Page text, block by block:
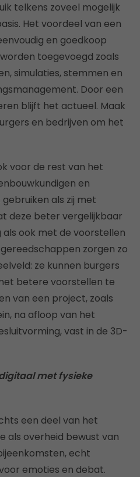
telkens zoveel mogelijk
Het voordeel van een
en goedkoop
toegevoegd zoals
simulaties, stemmen en
Door een
blijft het actueel. Maak
en bedrijven om het
voor de rest van het
en
als zij met
deze beter vergelijkbaar
ook met de voorstellen
zorgen zo
ze kunnen burgers
betere voorstellen te
van een project, zoals
na afloop van het
vast in de 3D-
met fysieke
een deel van het
als overheid bewust van
echt
emoties en debat.